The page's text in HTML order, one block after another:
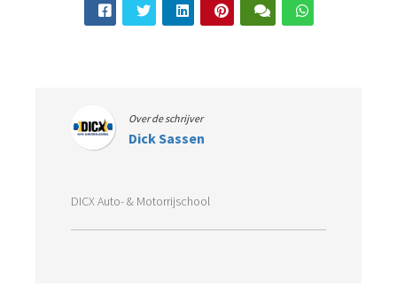
Over de schrijver
Dick Sassen
DICX Auto- & Motorrijschool